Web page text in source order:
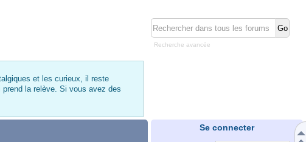
Recherche avancée
et les curieux, il reste
prend la relève. Si vous avez des
Se connecter